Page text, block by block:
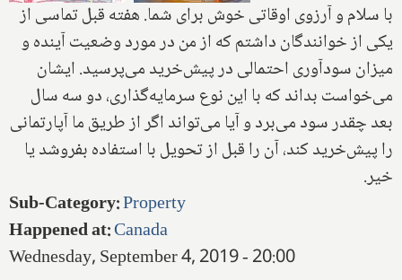
با سلام و آرزوی اوقاتی خوش برای شما. هفته قبل تماسی از
یکی از خوانندگان داشتم که از من در مورد وضعیت آینده و
میزان سودآوری احتمالی در پیش‌خرید می‌پرسید. ایشان
می‌خواست بداند که با این نوع سرمایه‌گذاری، دو سه سال
بعد چقدر سود‌ می‌برد و آیا می‌تواند اگر از طریق ما آپارتمانی
را پیش‌خرید کند، آن را قبل از تحویل با استفاده بفروشد یا
خیر.
Sub-Category:Property
Happened at:Canada
Wednesday, September 4, 2019 - 20:00